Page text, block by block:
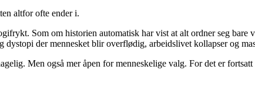
altfor ofte ender i.
Som om historien automatisk har vist at alt ordner seg bare
dystopi der mennesket blir overflødig, arbeidslivet kollapser og
Men også mer åpen for menneskelige valg. For det er